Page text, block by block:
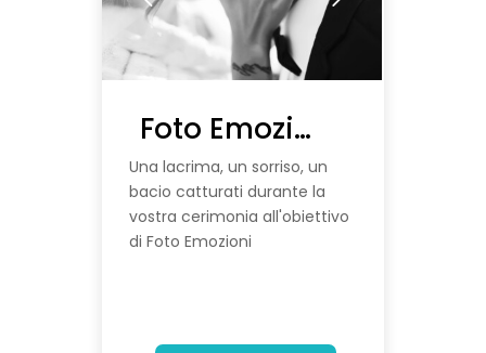
Foto Emozioni | Scheda Prova
Una lacrima, un sorriso, un
bacio catturati durante la
vostra cerimonia all'obiettivo
di Foto Emozioni